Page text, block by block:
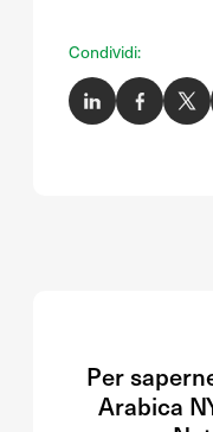
Condividi:
Per
Arabica